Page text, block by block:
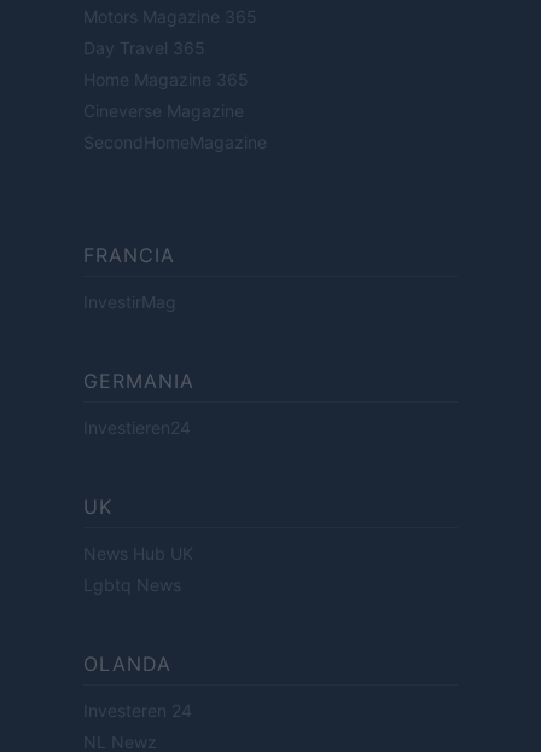
Motors Magazine 365
Day Travel 365
Home Magazine 365
Cineverse Magazine
SecondHomeMagazine
FRANCIA
InvestirMag
GERMANIA
Investieren24
UK
News Hub UK
Lgbtq News
OLANDA
Investeren 24
NL Newz